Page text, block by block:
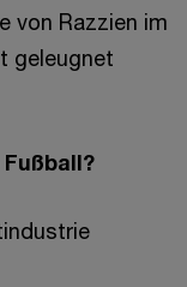
von Razzien im
geleugnet